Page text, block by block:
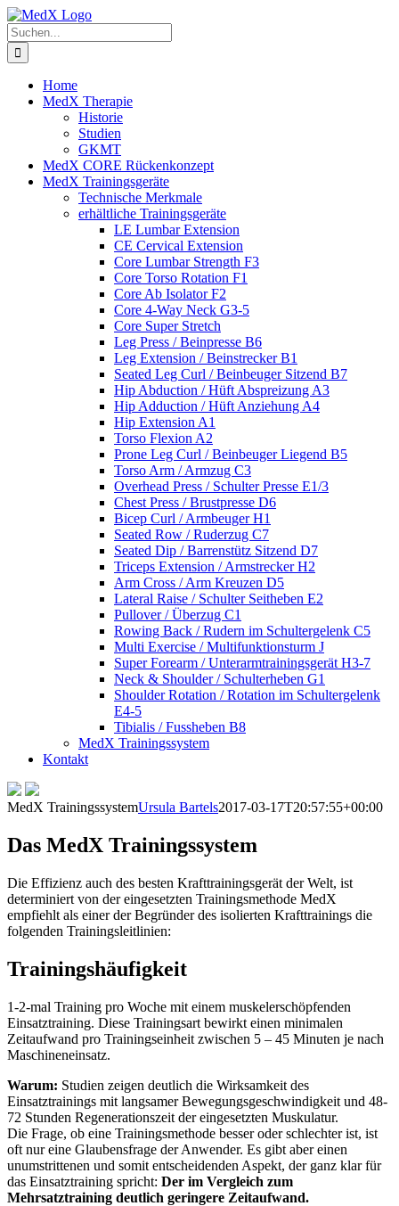
Zum
Inhalt
springen
Suche
nach:
Home
MedX Therapie
Historie
Studien
GKMT
MedX CORE Rückenkonzept
MedX Trainingsgeräte
Technische Merkmale
erhältliche Trainingsgeräte
LE Lumbar Extension
CE Cervical Extension
Core Lumbar Strength F3
Core Torso Rotation F1
Core Ab Isolator F2
Core 4-Way Neck G3-5
Core Super Stretch
Leg Press / Beinpresse B6
Leg Extension / Beinstrecker B1
Seated Leg Curl / Beinbeuger Sitzend B7
Hip Abduction / Hüft Abspreizung A3
Hip Adduction / Hüft Anziehung A4
Hip Extension A1
Torso Flexion A2
Prone Leg Curl / Beinbeuger Liegend B5
Torso Arm / Armzug C3
Overhead Press / Schulter Presse E1/3
Chest Press / Brustpresse D6
Bicep Curl / Armbeuger H1
Seated Row / Ruderzug C7
Seated Dip / Barrenstütz Sitzend D7
Triceps Extension / Armstrecker H2
Arm Cross / Arm Kreuzen D5
Lateral Raise / Schulter Seitheben E2
Pullover / Überzug C1
Rowing Back / Rudern im Schultergelenk C5
Multi Exercise / Multifunktionsturm J
Super Forearm / Unterarmtrainingsgerät H3-7
Neck & Shoulder / Schulterheben G1
Shoulder Rotation / Rotation im Schultergelenk
E4-5
Tibialis / Fussheben B8
MedX Trainingssystem
Kontakt
MedX TrainingssystemUrsula Bartels2017-03-17T20:57:55+00:00
Das MedX Trainingssystem
Die Effizienz auch des besten Krafttrainingsgerät der Welt, ist
determiniert von der eingesetzten Trainingsmethode MedX
empfiehlt als einer der Begründer des isolierten Krafttrainings die
folgenden Trainingsleitlinien:
Trainingshäufigkeit
1-2-mal Training pro Woche mit einem muskelerschöpfenden
Einsatztraining. Diese Trainingsart bewirkt einen minimalen
Zeitaufwand pro Trainingseinheit zwischen 5 – 45 Minuten je nach
Maschineneinsatz.
Warum: Studien zeigen deutlich die Wirksamkeit des
Einsatztrainings mit langsamer Bewegungsgeschwindigkeit und 48-
72 Stunden Regenerationszeit der eingesetzten Muskulatur.
Die Frage, ob eine Trainingsmethode besser oder schlechter ist, ist
oft nur eine Glaubensfrage der Anwender. Es gibt aber einen
unumstrittenen und somit entscheidenden Aspekt, der ganz klar für
das Einsatztraining spricht: Der im Vergleich zum
Mehrsatztraining deutlich geringere Zeitaufwand.